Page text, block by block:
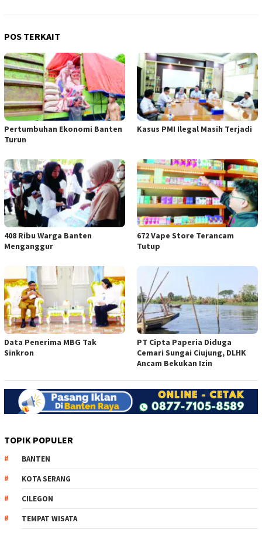
POS TERKAIT
Pertumbuhan Ekonomi Banten
Turun
Kasus PMI Ilegal Masih Terjadi
408 Ribu Warga Banten
Menganggur
672 Vape Store Terancam
Tutup
Data Penerima MBG Tak
Sinkron
PT Cipta Paperia Diduga
Cemari Sungai Ciujung, DLHK
Ancam Bekukan Izin
TOPIK POPULER
BANTEN
KOTA SERANG
CILEGON
TEMPAT WISATA